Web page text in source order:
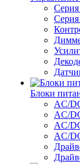
Блоки
AC/
AC/
AC/
AC/